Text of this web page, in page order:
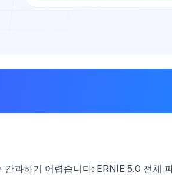
과하기 어렵습니다: ERNIE 5.0 전체